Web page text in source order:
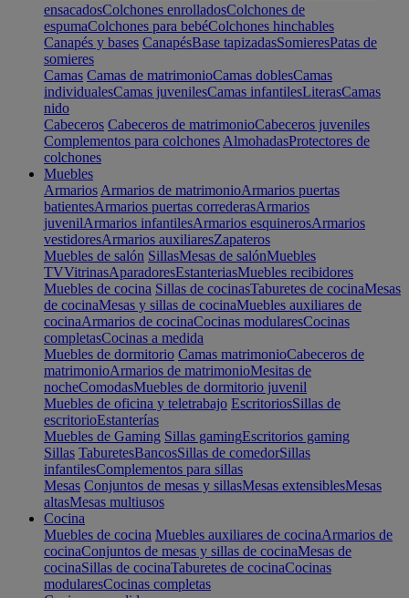
ensacadosColchones enrolladosColchones de
espumaColchones para bebéColchones hinchables
Canapés y bases CanapésBase tapizadasSomieresPatas de
somieres
Camas Camas de matrimonioCamas doblesCamas
individualesCamas juvenilesCamas infantilesLiterasCamas
nido
Cabeceros Cabeceros de matrimonioCabeceros juveniles
Complementos para colchones AlmohadasProtectores de
colchones
Muebles
Armarios Armarios de matrimonioArmarios puertas
batientesArmarios puertas correderasArmarios
juvenilArmarios infantilesArmarios esquinerosArmarios
vestidoresArmarios auxiliaresZapateros
Muebles de salón SillasMesas de salónMuebles
TVVitrinasAparadoresEstanteriasMuebles recibidores
Muebles de cocina Sillas de cocinasTaburetes de cocinaMesas
de cocinaMesas y sillas de cocinaMuebles auxiliares de
cocinaArmarios de cocinaCocinas modularesCocinas
completasCocinas a medida
Muebles de dormitorio Camas matrimonioCabeceros de
matrimonioArmarios de matrimonioMesitas de
nocheComodasMuebles de dormitorio juvenil
Muebles de oficina y teletrabajo EscritoriosSillas de
escritorioEstanterías
Muebles de Gaming Sillas gamingEscritorios gaming
Sillas TaburetesBancosSillas de comedorSillas
infantilesComplementos para sillas
Mesas Conjuntos de mesas y sillasMesas extensiblesMesas
altasMesas multiusos
Cocina
Muebles de cocina Muebles auxiliares de cocinaArmarios de
cocinaConjuntos de mesas y sillas de cocinaMesas de
cocinaSillas de cocinaTaburetes de cocinaCocinas
modularesCocinas completas